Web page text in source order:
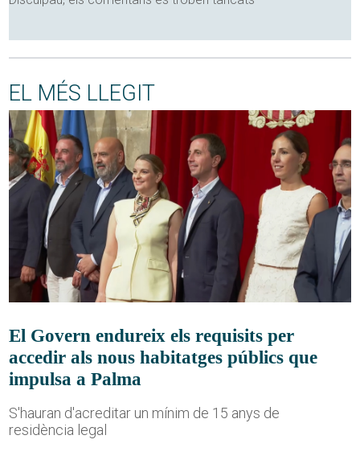
EL MÉS LLEGIT
El Govern endureix els requisits per
accedir als nous habitatges públics que
impulsa a Palma
S'hauran d'acreditar un mínim de 15 anys de
residència legal